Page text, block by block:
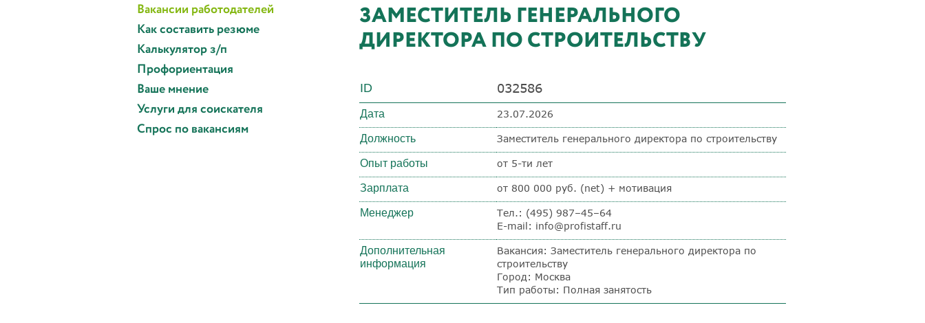
Вакансии работодателей
Как составить резюме
Калькулятор з/п
Профориентация
Ваше мнение
Услуги для соискателя
Спрос по вакансиям
ЗАМЕСТИТЕЛЬ ГЕНЕРАЛЬНОГО
ДИРЕКТОРА ПО СТРОИТЕЛЬСТВУ
ID 032586
Дата 23.07.2026
Должность Заместитель генерального директора по строительству
Опыт работы от 5-ти лет
Зарплата от 800 000 руб. (net) + мотивация
Менеджер
Тел.: (495) 987–45–64
E-mail: info@profistaff.ru
Дополнительная
информация
Вакансия: Заместитель генерального директора по
строительству
Город: Москва
Тип работы: Полная занятость